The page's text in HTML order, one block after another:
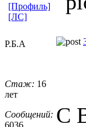
[Профиль]
[ЛС]
Р.Б.А
Стаж: 16
лет
Сообщений:
6036
С